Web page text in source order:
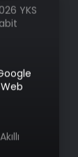
YKS